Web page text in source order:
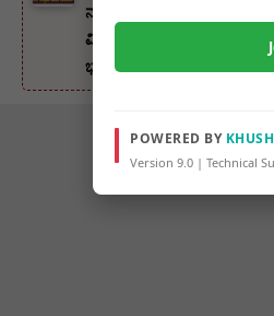
ನಾಮಕರಣ ಸಮಾರಂಭ –
ವಿರೇಂದ್ರ ಹೆಗ್ಗಡೆ,ಶಾಸಕ ಅಮೃತ
ಭಾಗಿ
POWERED BY
Version 9.0 | Technical